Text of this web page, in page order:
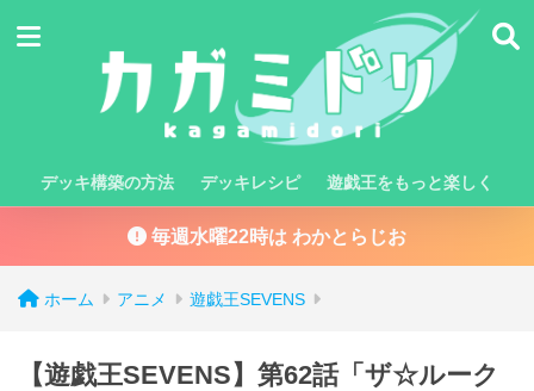
デッキ構築の方法 デッキレシピ 遊戯王をもっと楽しく
毎週水曜22時は わかとらじお
ホーム アニメ 遊戯王SEVENS
【遊戯王SEVENS】第62話「ザ☆ルーク